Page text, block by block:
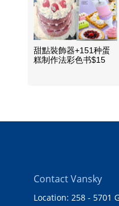
甜點裝飾器+151种蛋
糕制作法彩色书$15
Contact Vansky
Location: 258 - 5701